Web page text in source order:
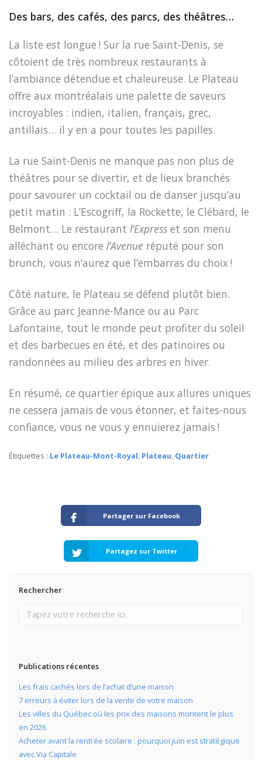
Des bars, des cafés, des parcs, des théâtres…
La liste est longue ! Sur la rue Saint-Denis, se
côtoient de très nombreux restaurants à
l’ambiance détendue et chaleureuse. Le Plateau
offre aux montréalais une palette de saveurs
incroyables : indien, italien, français, grec,
antillais… il y en a pour toutes les papilles.
La rue Saint-Denis ne manque pas non plus de
théâtres pour se divertir, et de lieux branchés
pour savourer un cocktail ou de danser jusqu’au
petit matin : L’Escogriff, la Rockette, le Clébard, le
Belmont… Le restaurant l’Express et son menu
alléchant ou encore l’Avenue réputé pour son
brunch, vous n’aurez que l’embarras du choix !
Côté nature, le Plateau se défend plutôt bien.
Grâce au parc Jeanne-Mance ou au Parc
Lafontaine, tout le monde peut profiter du soleil
et des barbecues en été, et des patinoires ou
randonnées au milieu des arbres en hiver.
En résumé, ce quartier épique aux allures uniques
ne cessera jamais de vous étonner, et faites-nous
confiance, vous ne vous y ennuierez jamais !
Étiquettes : Le Plateau-Mont-Royal, Plateau, Quartier
Partager sur Facebook
Partagez sur Twitter
Rechercher
Publications récentes
Les frais cachés lors de l’achat d’une maison
7 erreurs à éviter lors de la vente de votre maison
Les villes du Québec où les prix des maisons montent le plus
en 2026
Acheter avant la rentrée scolaire : pourquoi juin est stratégique
avec Via Capitale